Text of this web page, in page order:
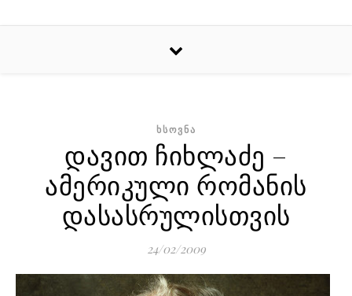
ᲮᲡᲝᲕᲜᲐ
დავით ჩიხლაძე –
ამერიკული რომანის
დასასრულისთვის
24/02/2009